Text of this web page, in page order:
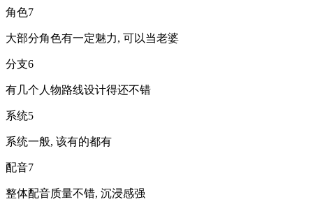
角色7
大部分角色有一定魅力, 可以当老婆
分支6
有几个人物路线设计得还不错
系统5
系统一般, 该有的都有
配音7
整体配音质量不错, 沉浸感强